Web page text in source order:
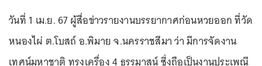
วันที่ 1 เม.ย. 67 ผู้สื่อข่าวรายงานบรรยากาศก่อนหวยออก ที่วัด
หนองไผ่ ต.โบสถ์ อ.พิมาย จ.นครราชสีมา ว่า มีการจัดงาน
เทศน์มหาชาติ ทรงเครื่อง 4 ธรรมาสน์ ซึ่งถือเป็นงานประเพณี